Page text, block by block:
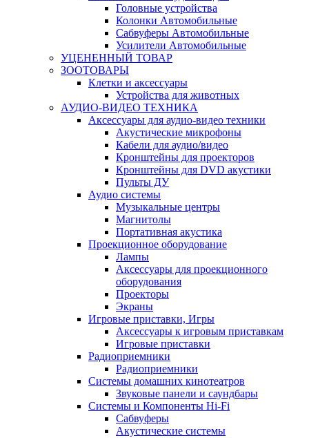
Головные устройства
Колонки Автомобильные
Сабвуферы Автомобильные
Усилители Автомобильные
УЦЕНЕННЫЙ ТОВАР
ЗООТОВАРЫ
Клетки и аксессуары
Устройства для животных
АУДИО-ВИДЕО ТЕХНИКА
Аксессуары для аудио-видео техники
Акустические микрофоны
Кабели для аудио/видео
Кронштейны для проекторов
Кронштейны для DVD акустики
Пульты ДУ
Аудио системы
Музыкальные центры
Магнитолы
Портативная акустика
Проекционное оборудование
Лампы
Аксессуары для проекционного
оборудования
Проекторы
Экраны
Игровые приставки, Игры
Аксессуары к игровым приставкам
Игровые приставки
Радиоприемники
Радиоприемники
Системы домашних кинотеатров
Звуковые панели и саундбары
Системы и Компоненты Hi-Fi
Сабвуферы
Акустические системы